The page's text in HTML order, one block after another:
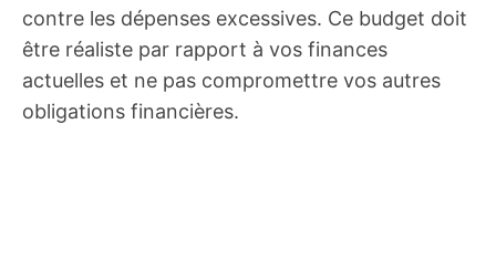
contre les dépenses excessives. Ce budget doit
être réaliste par rapport à vos finances
actuelles et ne pas compromettre vos autres
obligations financières.